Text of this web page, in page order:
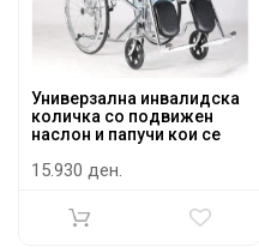
Универзална инвалидска
количка со подвижен
наслон и папучи кои се
адаптација за WC DY
15.930 ден.